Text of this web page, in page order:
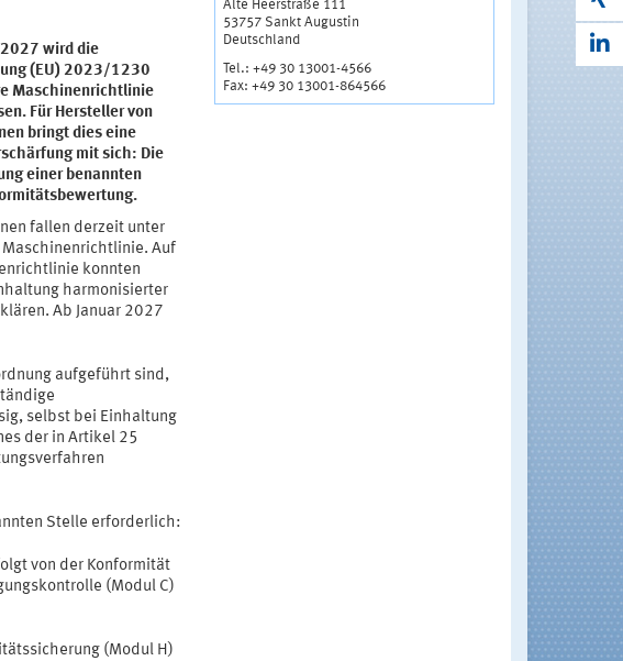
2027 wird die
(EU) 2023/1230
Maschinenrichtlinie
Für Hersteller von
bringt dies eine
mit sich: Die
einer benannten
fallen derzeit unter
Maschinenrichtlinie. Auf
konnten
harmonisierter
Ab Januar 2027
aufgeführt sind,
selbst bei Einhaltung
der in Artikel 25
Stelle erforderlich:
von der Konformität
(Modul C)
(Modul H)
Alte Heerstraße 111
53757 Sankt Augustin
Deutschland
Tel.: +49 30 13001-4566
Fax: +49 30 13001-864566